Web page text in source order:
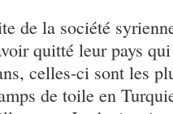
de la société
quitté leur pays
celles-ci sont les
de toile en